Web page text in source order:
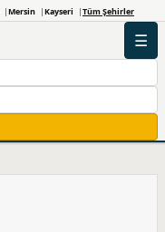
Mersin Kayseri Tüm Şehirler
☰